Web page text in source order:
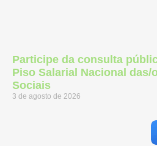
Participe da consulta
Piso Salarial Nacional das/
Sociais
3 de agosto de 2026